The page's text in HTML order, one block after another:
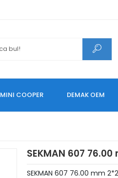
MINI COOPER DEMAK OEM
SEKMAN 607
SEKMAN 607 76.00 mm